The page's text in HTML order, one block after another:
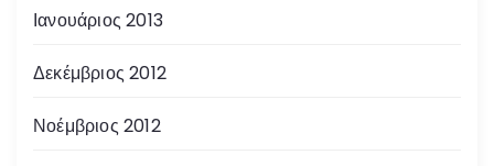
Ιανουάριος 2013
Δεκέμβριος 2012
Νοέμβριος 2012